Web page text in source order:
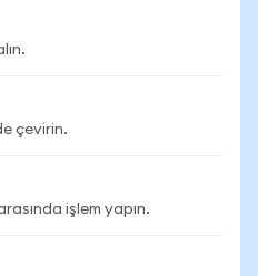
çevirin.
işlem yapın.